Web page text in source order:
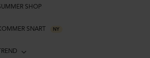
SHOP
SNART NY